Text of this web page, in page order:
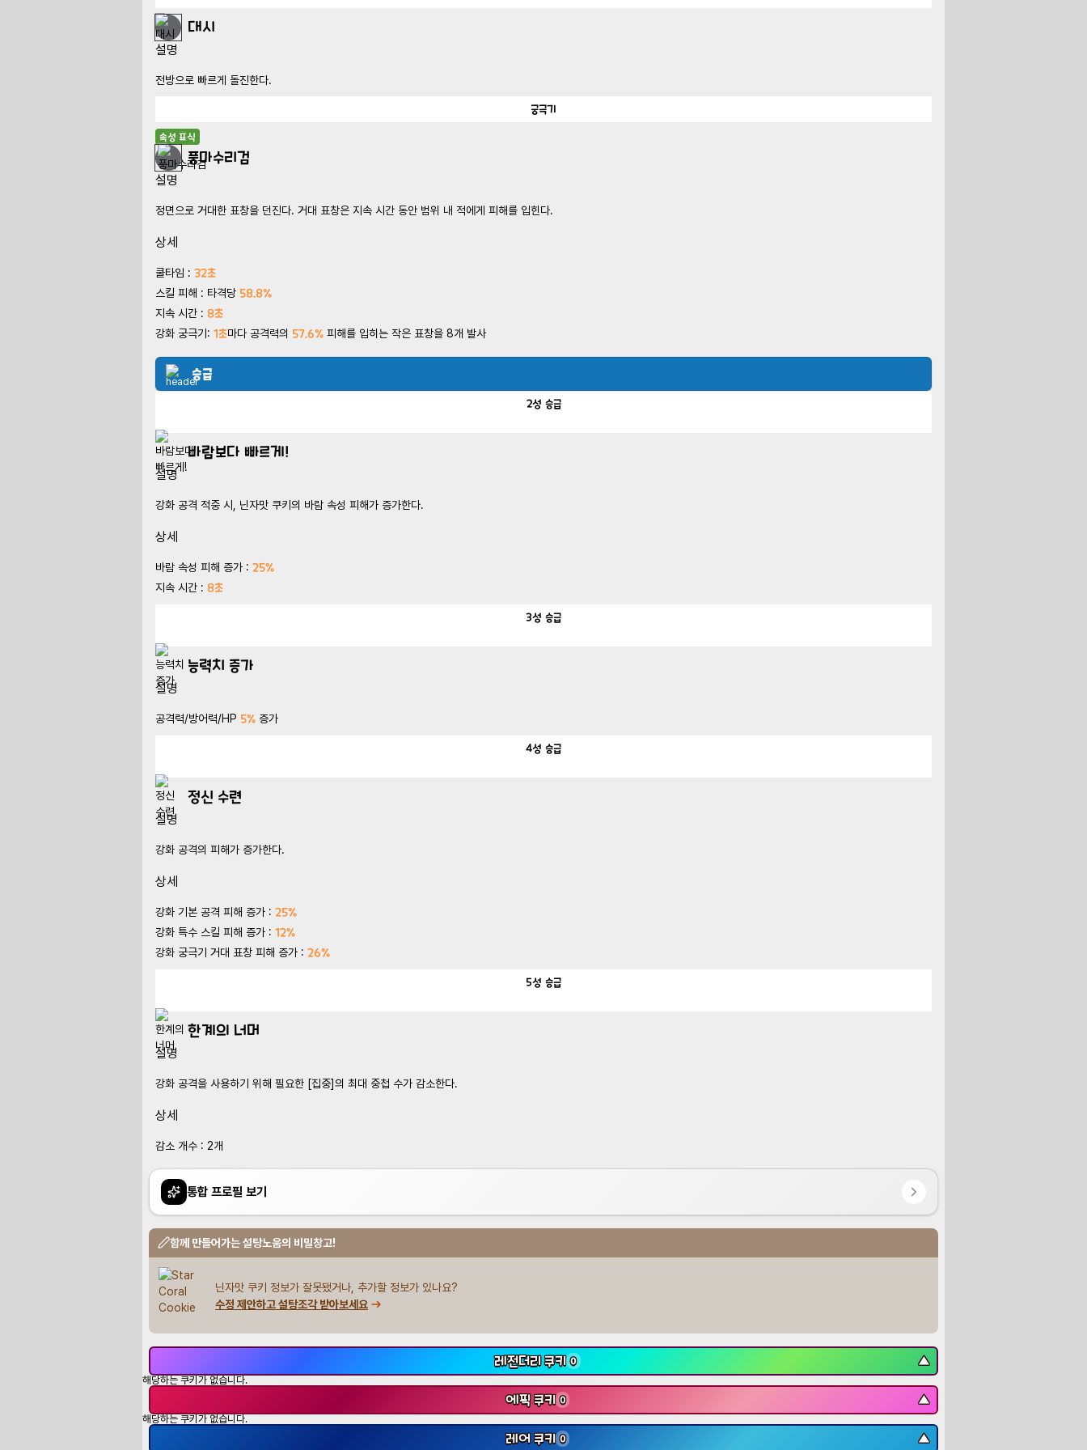
대시
설명
전방으로 빠르게 돌진한다.
궁극기
속성 표식
풍마수리검
설명
정면으로 거대한 표창을 던진다. 거대 표창은 지속 시간 동안 범위 내 적에게 피해를 입힌다.
상세
쿨타임 : 32초
스킬 피해 : 타격당 58.8%
지속 시간 : 8초
강화 궁극기: 1초마다 공격력의 57.6% 피해를 입히는 작은 표창을 8개 발사
승급
2성 승급
바람보다 빠르게!
설명
강화 공격 적중 시, 닌자맛 쿠키의 바람 속성 피해가 증가한다.
상세
바람 속성 피해 증가 : 25%
지속 시간 : 8초
3성 승급
능력치 증가
설명
공격력/방어력/HP 5% 증가
4성 승급
정신 수련
설명
강화 공격의 피해가 증가한다.
상세
강화 기본 공격 피해 증가 : 25%
강화 특수 스킬 피해 증가 : 12%
강화 궁극기 거대 표창 피해 증가 : 26%
5성 승급
한계의 너머
설명
강화 공격을 사용하기 위해 필요한 [집중]의 최대 중첩 수가 감소한다.
상세
감소 개수 : 2개
통합 프로필 보기
함께 만들어가는 설탕노움의 비밀창고!
닌자맛 쿠키 정보가 잘못됐거나, 추가할 정보가 있나요?
수정 제안하고 설탕조각 받아보세요
레전더리 쿠키 0 ▼
해당하는 쿠키가 없습니다.
에픽 쿠키 0 ▼
해당하는 쿠키가 없습니다.
레어 쿠키 0 ▼